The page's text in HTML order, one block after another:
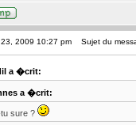
2009 10:27 pm Sujet du
a �crit:
a �crit:
sure ?